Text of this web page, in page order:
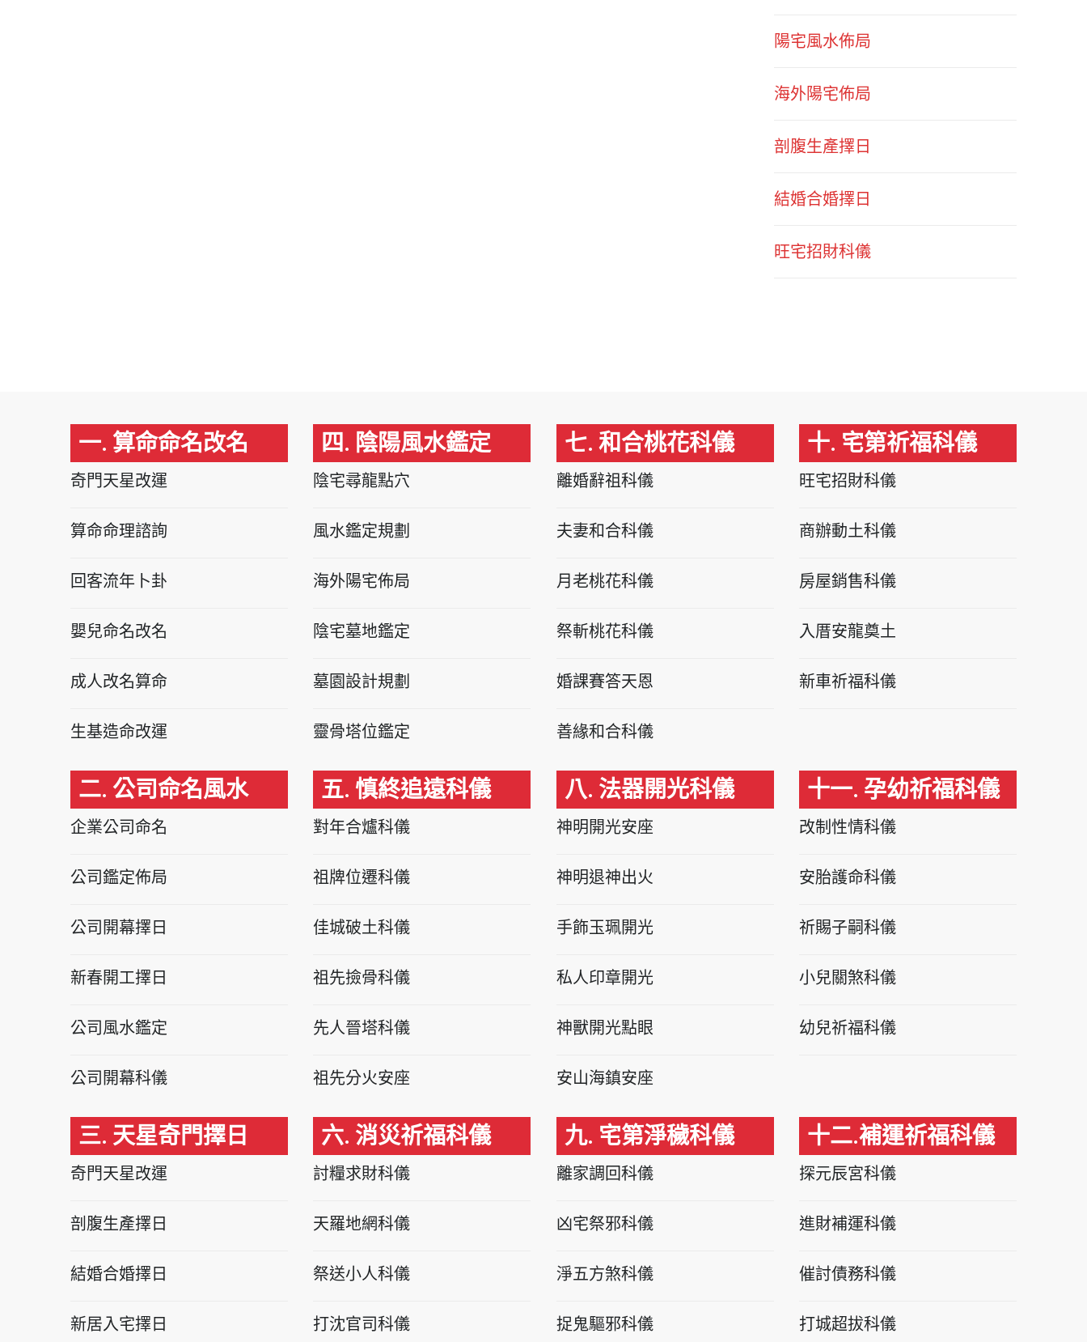
陽宅風水佈局
海外陽宅佈局
剖腹生產擇日
結婚合婚擇日
旺宅招財科儀
一. 算命命名改名
奇門天星改運
算命命理諮詢
回客流年卜卦
嬰兒命名改名
成人改名算命
生基造命改運
二. 公司命名風水
企業公司命名
公司鑑定佈局
公司開幕擇日
新春開工擇日
公司風水鑑定
公司開幕科儀
三. 天星奇門擇日
奇門天星改運
剖腹生產擇日
結婚合婚擇日
新居入宅擇日
四. 陰陽風水鑑定
陰宅尋龍點穴
風水鑑定規劃
海外陽宅佈局
陰宅墓地鑑定
墓園設計規劃
靈骨塔位鑑定
五. 慎終追遠科儀
對年合爐科儀
祖牌位遷科儀
佳城破土科儀
祖先撿骨科儀
先人晉塔科儀
祖先分火安座
六. 消災祈福科儀
討糧求財科儀
天羅地網科儀
祭送小人科儀
打沈官司科儀
七. 和合桃花科儀
離婚辭祖科儀
夫妻和合科儀
月老桃花科儀
祭斬桃花科儀
婚課賽答天恩
善緣和合科儀
八. 法器開光科儀
神明開光安座
神明退神出火
手飾玉珮開光
私人印章開光
神獸開光點眼
安山海鎮安座
九. 宅第淨穢科儀
離家調回科儀
凶宅祭邪科儀
淨五方煞科儀
捉鬼驅邪科儀
十. 宅第祈福科儀
旺宅招財科儀
商辦動土科儀
房屋銷售科儀
入厝安龍奠土
新車祈福科儀
十一. 孕幼祈福科儀
改制性情科儀
安胎護命科儀
祈賜子嗣科儀
小兒關煞科儀
幼兒祈福科儀
十二.補運祈福科儀
探元辰宮科儀
進財補運科儀
催討債務科儀
打城超拔科儀